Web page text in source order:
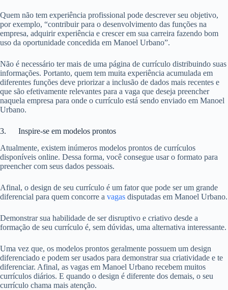
Quem não tem experiência profissional pode descrever seu objetivo,
por exemplo, “contribuir para o desenvolvimento das funções na
empresa, adquirir experiência e crescer em sua carreira fazendo bom
uso da oportunidade concedida em Manoel Urbano”.
Não é necessário ter mais de uma página de currículo distribuindo suas
informações. Portanto, quem tem muita experiência acumulada em
diferentes funções deve priorizar a inclusão de dados mais recentes e
que são efetivamente relevantes para a vaga que deseja preencher
naquela empresa para onde o currículo está sendo enviado em Manoel
Urbano.
3. Inspire-se em modelos prontos
Atualmente, existem inúmeros modelos prontos de currículos
disponíveis online. Dessa forma, você consegue usar o formato para
preencher com seus dados pessoais.
Afinal, o design de seu currículo é um fator que pode ser um grande
diferencial para quem concorre a vagas disputadas em Manoel Urbano.
Demonstrar sua habilidade de ser disruptivo e criativo desde a
formação de seu currículo é, sem dúvidas, uma alternativa interessante.
Uma vez que, os modelos prontos geralmente possuem um design
diferenciado e podem ser usados para demonstrar sua criatividade e te
diferenciar. Afinal, as vagas em Manoel Urbano recebem muitos
currículos diários. E quando o design é diferente dos demais, o seu
currículo chama mais atenção.